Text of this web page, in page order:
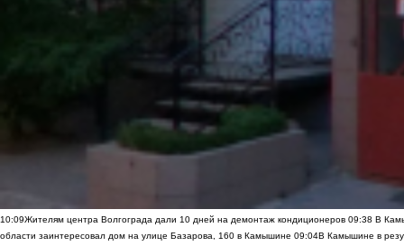
10:09Жителям центра Волгограда дали 10 дней на демонтаж кондиционеров 09:38 В
области заинтересовал дом на улице Базарова, 160 в Камышине 09:04В Камышине в